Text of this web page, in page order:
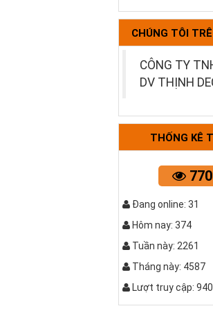
Bộ tựa lưng
Bàn bệt
CHÚNG TÔI
CÔNG TY
DV THỊNH
THỐNG KÊ
Đang online: 31
Hôm nay: 374
Tuần này: 2261
Tháng này: 4587
Lượt truy cập: